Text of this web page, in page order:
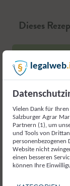
Dieses
legalweb
Vielen Dank für
Salzburger Agrar
Partnern (1), um
und Tools von
personenbezogenen
Website nicht
einen besseren
können Ihre